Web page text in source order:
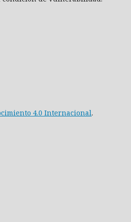
4.0 Internacional.